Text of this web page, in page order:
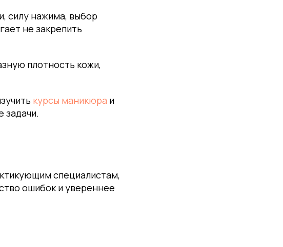
силу нажима, выбор
не закрепить
плотность кожи,
курсы маникюра и
задачи.
специалистам,
ошибок и увереннее